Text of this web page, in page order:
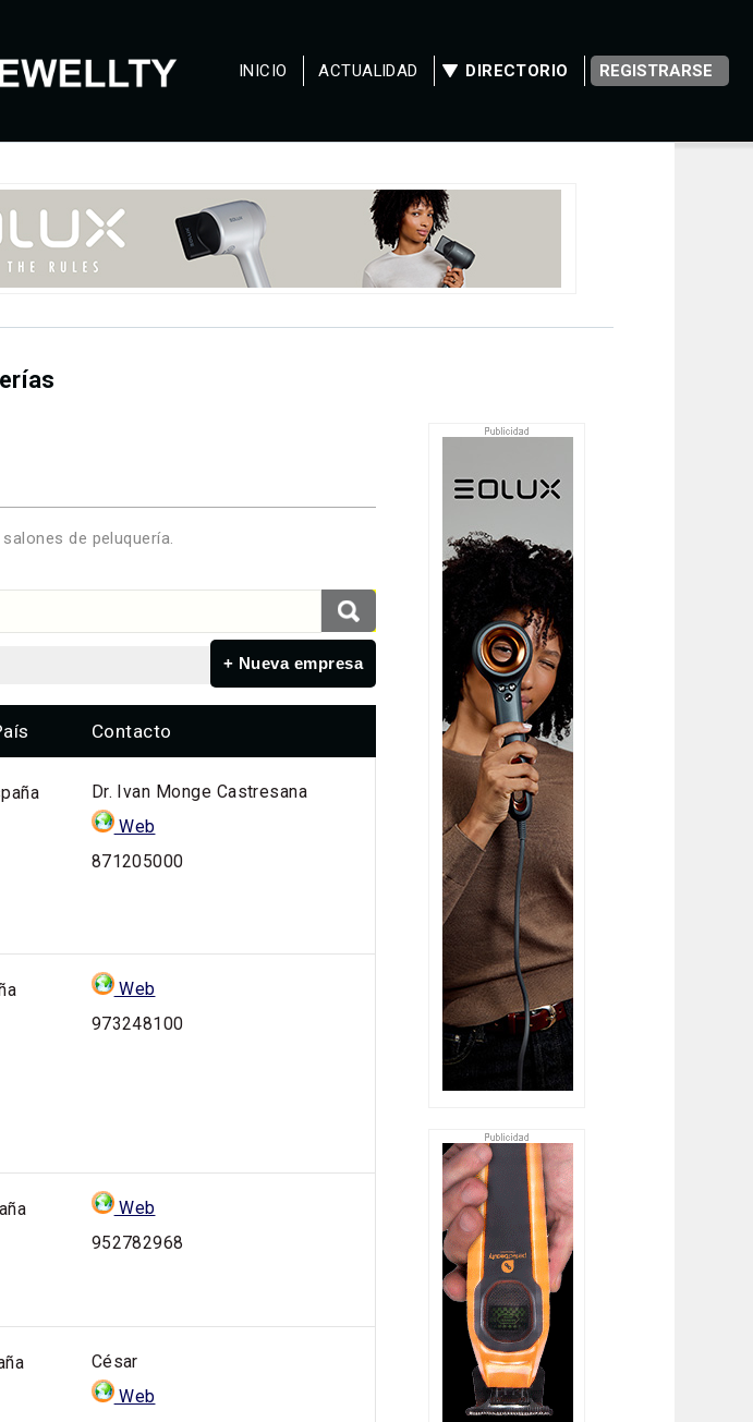
INICIO ACTUALIDAD DIRECTORIO REGISTRARSE
de peluquería.
+ Nueva empresa
Contacto
Dr. Ivan Monge Castresana
Web
871205000
Web
973248100
Web
952782968
César
Web